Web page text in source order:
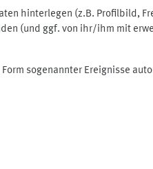
hinterlegen (z.B. Profilbild,
(und ggf. von ihr/ihm mit
sogenannter Ereignisse